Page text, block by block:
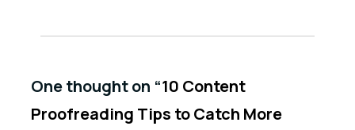
One thought on “10 Content
Proofreading Tips to Catch More